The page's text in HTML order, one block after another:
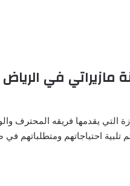
مازيراتي في
التي يقدمها فريقه المحترف
تلبية احتياجاتهم ومتطلباتهم